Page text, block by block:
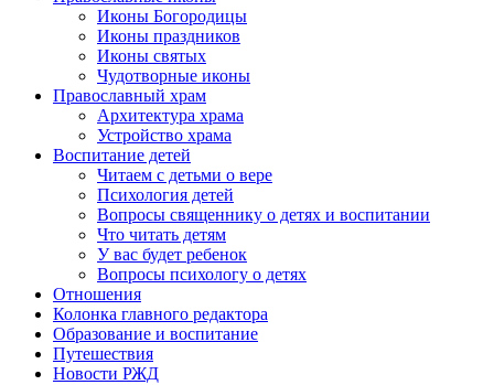
Иконы Богородицы
Иконы праздников
Иконы святых
Чудотворные иконы
Православный храм
Архитектура храма
Устройство храма
Воспитание детей
Читаем с детьми о вере
Психология детей
Вопросы священнику о детях и воспитании
Что читать детям
У вас будет ребенок
Вопросы психологу о детях
Отношения
Колонка главного редактора
Образование и воспитание
Путешествия
Новости РЖД